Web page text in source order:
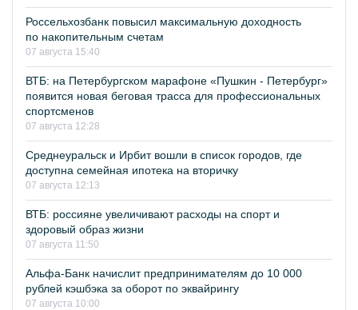
Россельхозбанк повысил максимальную доходность
по накопительным счетам
07 августа 15:40
ВТБ: на Петербургском марафоне «Пушкин - Петербург»
появится новая беговая трасса для профессиональных
спортсменов
07 августа 12:28
Среднеуральск и Ирбит вошли в список городов, где
доступна семейная ипотека на вторичку
07 августа 12:13
ВТБ: россияне увеличивают расходы на спорт и
здоровый образ жизни
07 августа 11:50
Альфа-Банк начислит предпринимателям до 10 000
рублей кэшбэка за оборот по эквайрингу
07 августа 10:00